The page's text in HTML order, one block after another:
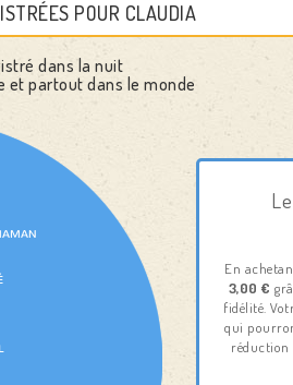
POUR CLAUDIA
dans la nuit
et partout dans le monde
En
3,00 €
fidélité.
qui